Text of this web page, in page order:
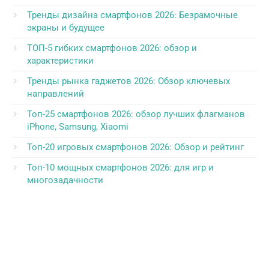
Тренды дизайна смартфонов 2026: Безрамочные
экраны и будущее
ТОП-5 гибких смартфонов 2026: обзор и
характеристики
Тренды рынка гаджетов 2026: Обзор ключевых
направлений
Топ-25 смартфонов 2026: обзор лучших флагманов
iPhone, Samsung, Xiaomi
Топ-20 игровых смартфонов 2026: Обзор и рейтинг
Топ-10 мощных смартфонов 2026: для игр и
многозадачности